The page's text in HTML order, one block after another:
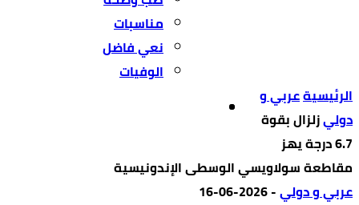
مناسبات
نعي فاضل
الوفيات
‫الرئيسية‬عربي و
دوليزلزال بقوة
6.7 درجة يهز
مقاطعة سولاويسي الوسطى الإندونيسية
عربي و دولي-
2026-06-16